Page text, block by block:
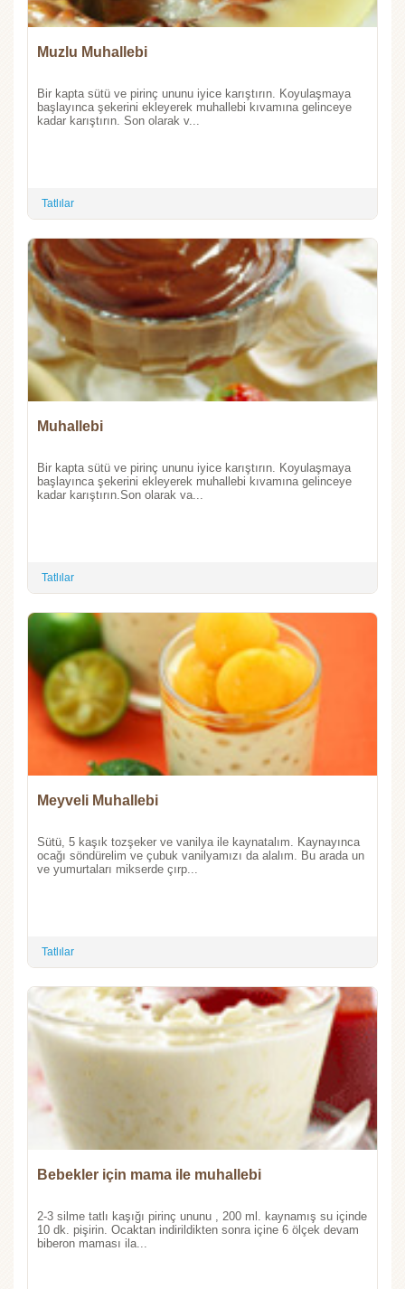
Muzlu Muhallebi
Bir kapta sütü ve pirinç ununu iyice karıştırın. Koyulaşmaya
başlayınca şekerini ekleyerek muhallebi kıvamına gelinceye
kadar karıştırın. Son olarak v...
Tatlılar
Muhallebi
Bir kapta sütü ve pirinç ununu iyice karıştırın. Koyulaşmaya
başlayınca şekerini ekleyerek muhallebi kıvamına gelinceye
kadar karıştırın.Son olarak va...
Tatlılar
Meyveli Muhallebi
Sütü, 5 kaşık tozşeker ve vanilya ile kaynatalım. Kaynayınca
ocağı söndürelim ve çubuk vanilyamızı da alalım. Bu arada un
ve yumurtaları mikserde çırp...
Tatlılar
Bebekler için mama ile muhallebi
2-3 silme tatlı kaşığı pirinç ununu , 200 ml. kaynamış su içinde
10 dk. pişirin. Ocaktan indirildikten sonra içine 6 ölçek devam
biberon maması ila...